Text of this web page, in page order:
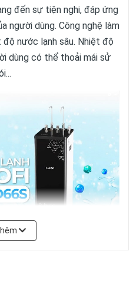
đến sự tiện nghi, đáp ứng
người dùng. Công nghệ làm
độ nước lạnh sâu. Nhiệt độ
dùng có thể thoải mái sử